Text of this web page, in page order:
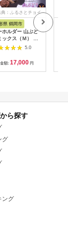
典：ふるさとチョイ
県 鶴岡市
ホルダー 山ぶど
ックス（Ｍ） 山
鶴岡市 アトリエ
る | 山葡萄 雑貨
ホルダー ギフト
物 お取り寄せ 返
5.0
額: 17,000 円
ら探す
グ
ング